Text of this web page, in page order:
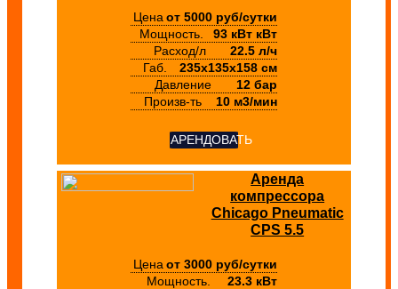
Цена от 5000 руб/сутки
Мощность.
93 кВт кВт
Расход/л
22.5 л/ч
Габ.
235х135х158 см
Давление
12 бар
Произв-ть
10 м3/мин
АРЕНДОВАТЬ
Аренда
компрессора
Chicago Pneumatic
CPS 5.5
Цена от 3000 руб/сутки
Мощность.
23.3 кВт